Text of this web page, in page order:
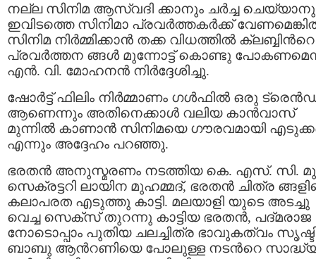
നല്ല സിനിമ ആസ്വദി ക്കാനും ചര്‍ച്ച
ഇവിടത്തെ സിനിമാ പ്രവര്‍ത്തകര്‍ക്ക്
സിനിമ നിര്‍മ്മിക്കാന്‍ തക്ക വിധത്തില്‍ ക്ലബ്ബിന്‍റെ
പ്രവര്‍ത്തന ങ്ങള്‍ മുന്നോട്ട് കൊണ്ടു
എന്‍. വി. മോഹനന്‍ നിര്‍ദ്ദേശിച്ചു.
ഷോര്‍ട്ട് ഫിലിം നിര്‍മ്മാണം ഗള്‍ഫില്‍ ഒരു
ആണെന്നും അതിനെക്കാള്‍ വലിയ കാന്‍വാസ്
മുന്നില്‍ കാണാന്‍ സിനിമയെ ഗൗരവമായി
എന്നും അദ്ദേഹം പറഞ്ഞു.
ഭരതന്‍ അനുസ്മരണം നടത്തിയ കെ. എസ്. സി.
സെക്രട്ടറി ലായിന മുഹമ്മദ്, ഭരതന്‍ ചിത്ര
കലാപരത എടുത്തു കാട്ടി. മലയാളി യുടെ അടച്ചു
വെച്ച സെക്‌സ് തുറന്നു കാട്ടിയ ഭരതന്‍, പദ്മരാജ
നോടൊപ്പാം പുതിയ ചലച്ചിത്ര ഭാവുകത്വം
ബാബു ആന്‍റണിയെ പോലുള്ള നടന്‍റെ